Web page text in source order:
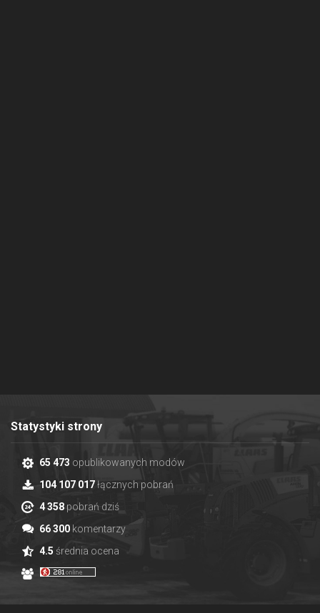
Statystyki strony
65 473 opublikowanych modów
104 107 017łącznych pobrań
4 358 pobrań dziś
66 300 komentarzy
4.5 średnia ocena